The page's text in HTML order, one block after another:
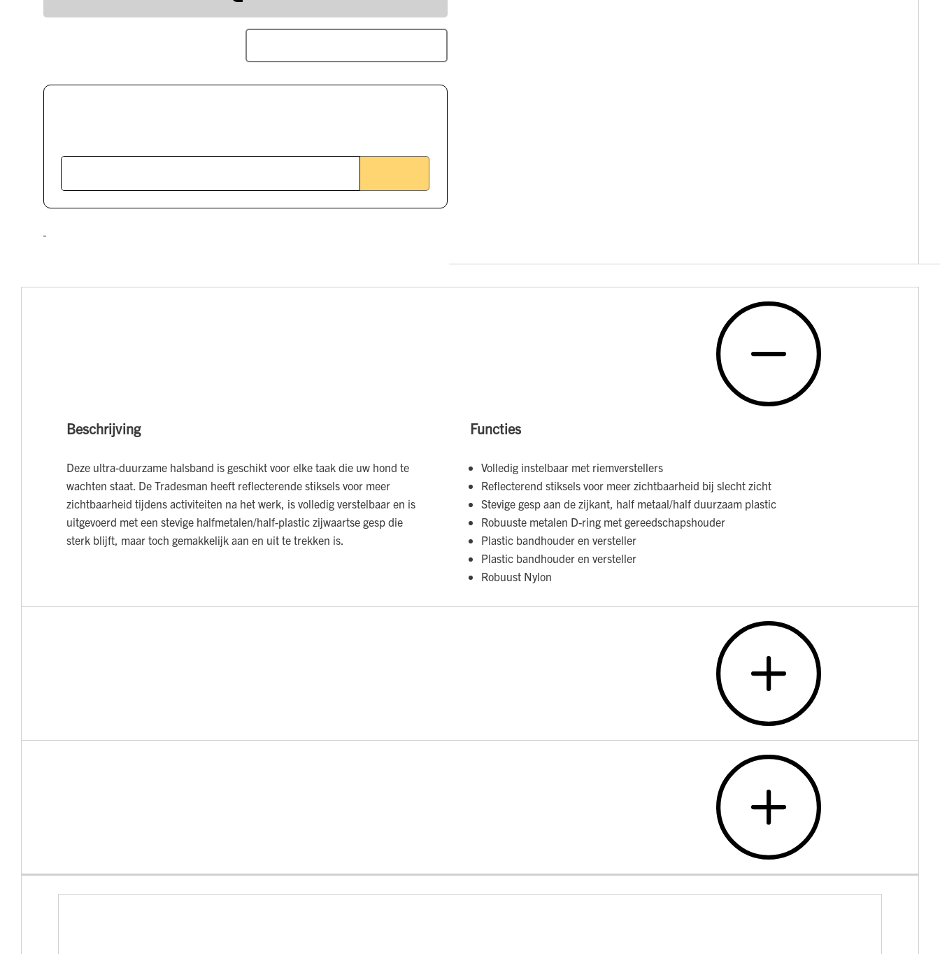
Beschrijving
Deze ultra-duurzame halsband is geschikt voor elke taak die uw hond te
wachten staat. De Tradesman heeft reflecterende stiksels voor meer
zichtbaarheid tijdens activiteiten na het werk, is volledig verstelbaar en is
uitgevoerd met een stevige halfmetalen/half-plastic zijwaartse gesp die
sterk blijft, maar toch gemakkelijk aan en uit te trekken is.
Functies
Volledig instelbaar met riemverstellers
Reflecterend stiksels voor meer zichtbaarheid bij slecht zicht
Stevige gesp aan de zijkant, half metaal/half duurzaam plastic
Robuuste metalen D-ring met gereedschapshouder
Plastic bandhouder en versteller
Plastic bandhouder en versteller
Robuust Nylon